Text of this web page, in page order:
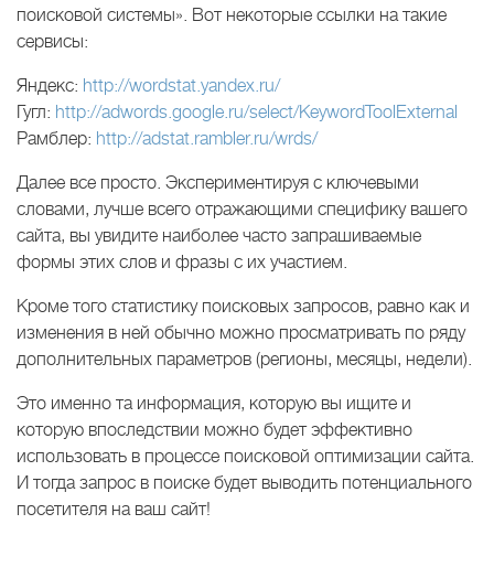
поисковой системы». Вот некоторые ссылки на такие
сервисы:
Яндекс: http://wordstat.yandex.ru/
Гугл: http://adwords.google.ru/select/KeywordToolExternal
Рамблер: http://adstat.rambler.ru/wrds/
Далее все просто. Экспериментируя с ключевыми
словами, лучше всего отражающими специфику вашего
сайта, вы увидите наиболее часто запрашиваемые
формы этих слов и фразы с их участием.
Кроме того статистику поисковых запросов, равно как и
изменения в ней обычно можно просматривать по ряду
дополнительных параметров (регионы, месяцы, недели).
Это именно та информация, которую вы ищите и
которую впоследствии можно будет эффективно
использовать в процессе поисковой оптимизации сайта.
И тогда запрос в поиске будет выводить потенциального
посетителя на ваш сайт!